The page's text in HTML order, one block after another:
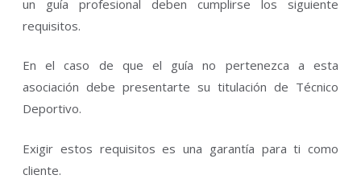
un guía profesional deben cumplirse los siguiente
requisitos.
En el caso de que el guía no pertenezca a esta
asociación debe presentarte su titulación de Técnico
Deportivo.
Exigir estos requisitos es una garantía para ti como
cliente.